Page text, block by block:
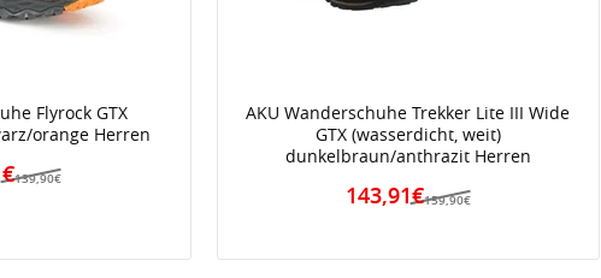
Flyrock GTX
orange Herren
139,90€
AKU Wanderschuhe Trekker Lite III Wide
GTX (wasserdicht, weit)
dunkelbraun/anthrazit Herren
159,90€
143,91€